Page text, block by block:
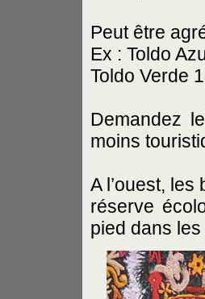
Peut être
Ex : Toldo
Toldo Verde
Demandez
moins
A l’ouest,
réserve
pied dans